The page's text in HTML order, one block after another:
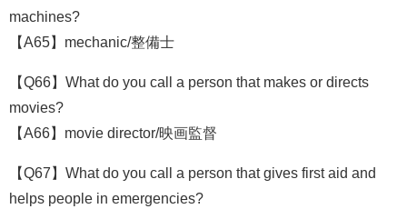
machines?
【A65】mechanic/整備士
【Q66】What do you call a person that makes or directs
movies?
【A66】movie director/映画監督
【Q67】What do you call a person that gives first aid and
helps people in emergencies?